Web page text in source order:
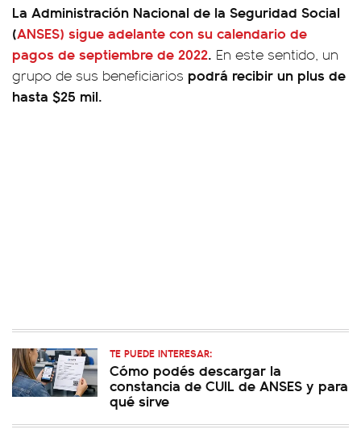
La Administración Nacional de la Seguridad Social
(ANSES) sigue adelante con su calendario de
pagos de septiembre de 2022. En este sentido, un
grupo de sus beneficiarios podrá recibir un plus de
hasta $25 mil.
TE PUEDE INTERESAR:
Cómo podés descargar la
constancia de CUIL de ANSES y para
qué sirve